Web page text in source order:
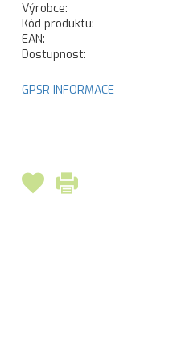
Výrobce:
Kód produktu:
EAN:
Dostupnost:
GPSR INFORMACE